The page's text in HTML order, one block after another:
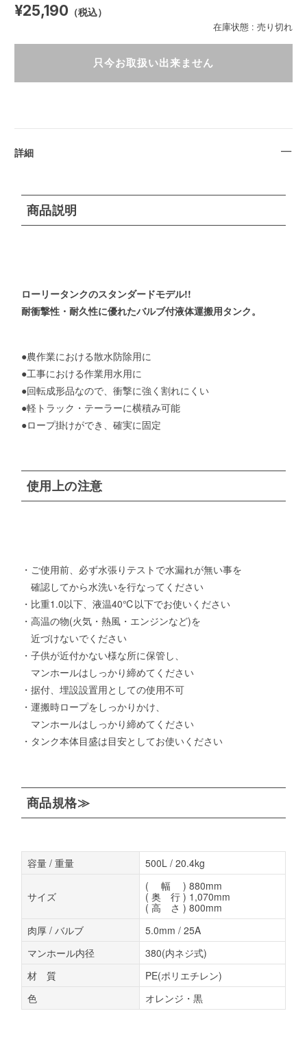
在庫状態 : 売り切れ
¥25,190 （税込）
只今お取扱い出来ません
詳細
商品説明
ローリータンクのスタンダードモデル!!
耐衝撃性・耐久性に優れたバルブ付液体運搬用タンク。
●農作業における散水防除用に
●工事における作業用水用に
●回転成形品なので、衝撃に強く割れにくい
●軽トラック・テーラーに横積み可能
●ロープ掛けができ、確実に固定
使用上の注意
・ご使用前、必ず水張りテストで水漏れが無い事を
確認してから水洗いを行なってください
・比重1.0以下、液温40℃以下でお使いください
・高温の物(火気・熱風・エンジンなど)を
近づけないでください
・子供が近付かない様な所に保管し、
マンホールはしっかり締めてください
・据付、埋設設置用としての使用不可
・運搬時ロープをしっかりかけ、
マンホールはしっかり締めてください
・タンク本体目盛は目安としてお使いください
商品規格≫
容量 / 重量 500L / 20.4kg
サイズ
( 幅 ) 880mm
( 奥 行 ) 1,070mm
( 高 さ ) 800mm
肉厚 / バルブ
5.0mm / 25A
マンホール内径
380(内ネジ式)
材 質
PE(ポリエチレン)
色
オレンジ・黒